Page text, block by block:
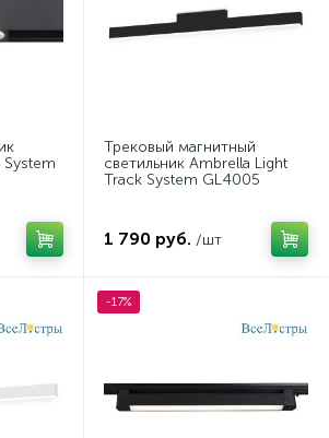
Трековый магнитный
светильник Ambrella Light
Track System GL4005
1 790 руб. /шт
-17%